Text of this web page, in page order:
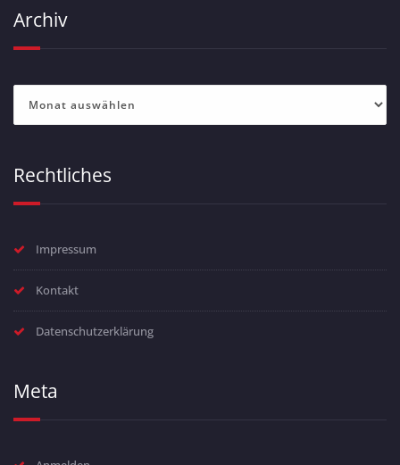
Archiv
Rechtliches
Impressum
Kontakt
Datenschutzerklärung
Meta